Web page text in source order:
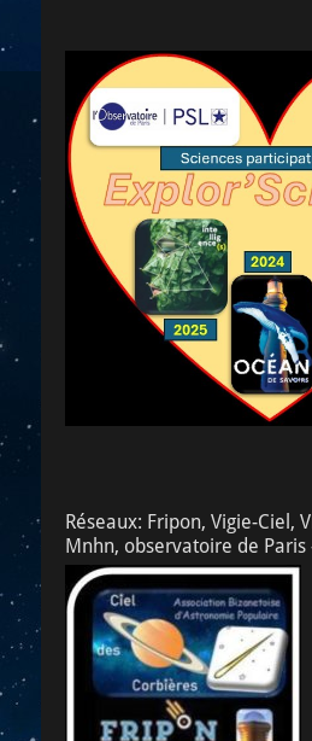
Réseaux: Fripon, Vigie-Ciel,
Mnhn, observatoire de Paris